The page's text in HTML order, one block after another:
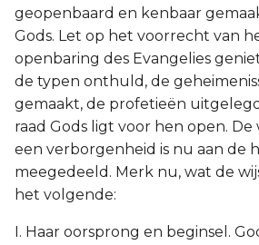
geopenbaard en kenbaar
Gods. Let op het voorrecht van
openbaring des Evangelies
de typen onthuld, de
gemaakt, de profetieën
raad Gods ligt voor hen open. De
een verborgenheid is nu aan de
meegedeeld. Merk nu, wat de
het volgende:
I. Haar oorsprong en beginsel.